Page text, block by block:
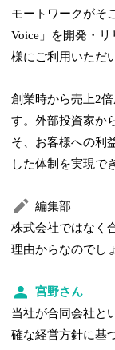
モートワークがそ
Voice」を開発・
様にご利用いただ
創業時から売上2
す。外部投資家か
そ、お客様への利
した体制を実現で
編集部
株式会社ではなく
理由からなのでし
宮野さん
当社が合同会社と
確な経営方針に基